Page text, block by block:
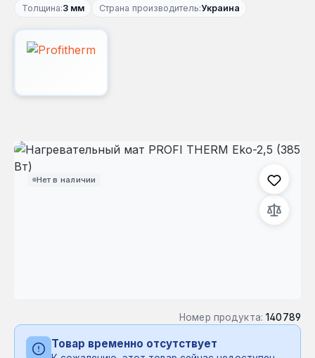
Толщина:3 мм Страна производитель:Украина
Нет в наличии
Пропустить галерею изображений
Номер продукта: 140789
Товар временно отсутствует